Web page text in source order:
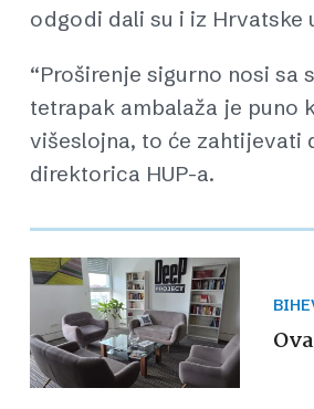
odgodi dali su i iz Hrvatske
“Proširenje sigurno nosi
tetrapak ambalaža je puno
višeslojna, to će zahtijevati
direktorica HUP-a.